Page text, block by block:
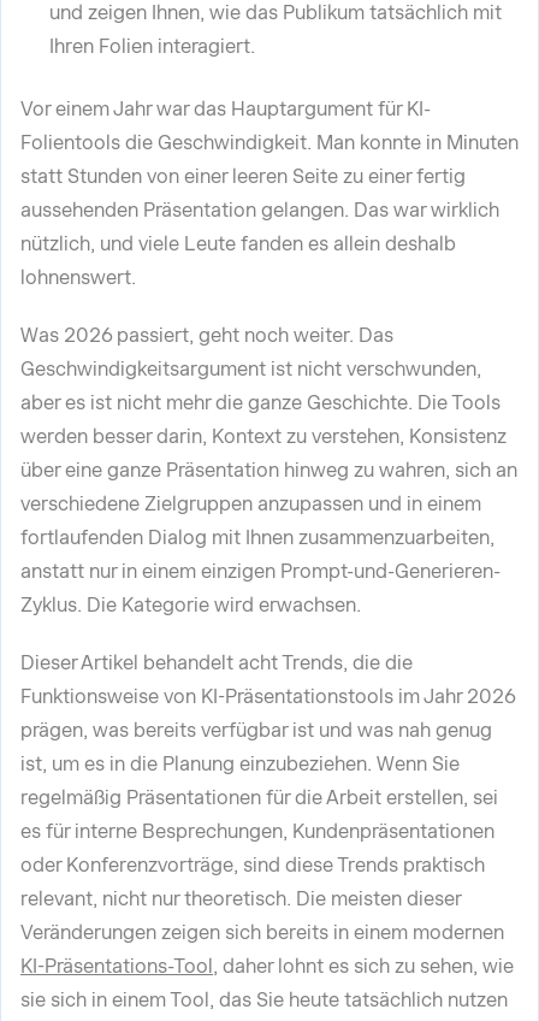
und zeigen Ihnen, wie das Publikum tatsächlich mit
Ihren Folien interagiert.
Vor einem Jahr war das Hauptargument für KI-
Folientools die Geschwindigkeit. Man konnte in Minuten
statt Stunden von einer leeren Seite zu einer fertig
aussehenden Präsentation gelangen. Das war wirklich
nützlich, und viele Leute fanden es allein deshalb
lohnenswert.
Was 2026 passiert, geht noch weiter. Das
Geschwindigkeitsargument ist nicht verschwunden,
aber es ist nicht mehr die ganze Geschichte. Die Tools
werden besser darin, Kontext zu verstehen, Konsistenz
über eine ganze Präsentation hinweg zu wahren, sich an
verschiedene Zielgruppen anzupassen und in einem
fortlaufenden Dialog mit Ihnen zusammenzuarbeiten,
anstatt nur in einem einzigen Prompt-und-Generieren-
Zyklus. Die Kategorie wird erwachsen.
Dieser Artikel behandelt acht Trends, die die
Funktionsweise von KI-Präsentationstools im Jahr 2026
prägen, was bereits verfügbar ist und was nah genug
ist, um es in die Planung einzubeziehen. Wenn Sie
regelmäßig Präsentationen für die Arbeit erstellen, sei
es für interne Besprechungen, Kundenpräsentationen
oder Konferenzvorträge, sind diese Trends praktisch
relevant, nicht nur theoretisch. Die meisten dieser
Veränderungen zeigen sich bereits in einem modernen
KI-Präsentations-Tool, daher lohnt es sich zu sehen, wie
sie sich in einem Tool, das Sie heute tatsächlich nutzen